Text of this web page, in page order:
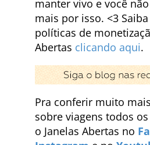
manter vivo e você
mais por isso. <3
políticas de
Abertas clicando aqui.
Pra conferir muito
sobre viagens todos
o Janelas Abertas no